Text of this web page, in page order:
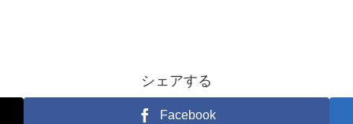
シェアする
Facebook